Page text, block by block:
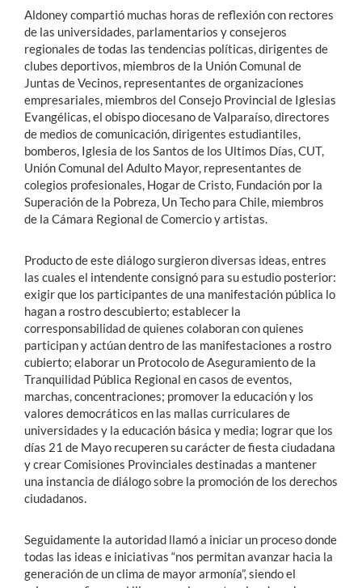
Aldoney compartió muchas horas de reflexión con rectores
de las universidades, parlamentarios y consejeros
regionales de todas las tendencias políticas, dirigentes de
clubes deportivos, miembros de la Unión Comunal de
Juntas de Vecinos, representantes de organizaciones
empresariales, miembros del Consejo Provincial de Iglesias
Evangélicas, el obispo diocesano de Valparaíso, directores
de medios de comunicación, dirigentes estudiantiles,
bomberos, Iglesia de los Santos de los Ultimos Días, CUT,
Unión Comunal del Adulto Mayor, representantes de
colegios profesionales, Hogar de Cristo, Fundación por la
Superación de la Pobreza, Un Techo para Chile, miembros
de la Cámara Regional de Comercio y artistas.
Producto de este diálogo surgieron diversas ideas, entres
las cuales el intendente consignó para su estudio posterior:
exigir que los participantes de una manifestación pública lo
hagan a rostro descubierto; establecer la
corresponsabilidad de quienes colaboran con quienes
participan y actúan dentro de las manifestaciones a rostro
cubierto; elaborar un Protocolo de Aseguramiento de la
Tranquilidad Pública Regional en casos de eventos,
marchas, concentraciones; promover la educación y los
valores democráticos en las mallas curriculares de
universidades y la educación básica y media; lograr que los
días 21 de Mayo recuperen su carácter de fiesta ciudadana
y crear Comisiones Provinciales destinadas a mantener
una instancia de diálogo sobre la promoción de los derechos
ciudadanos.
Seguidamente la autoridad llamó a iniciar un proceso donde
todas las ideas e iniciativas “nos permitan avanzar hacia la
generación de un clima de mayor armonía”, siendo el